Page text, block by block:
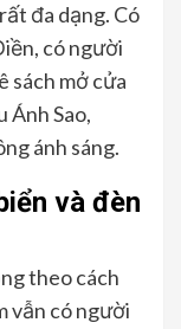
đa dạng. Có
có người
sách mở cửa
Ánh Sao,
ánh sáng.
và đèn
theo cách
vẫn có người